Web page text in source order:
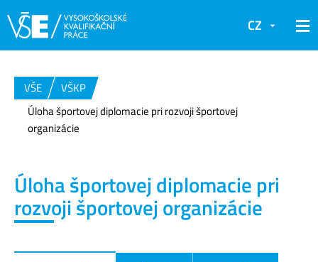
CZ
VŠE
VŠKP
Úloha športovej diplomacie pri rozvoji športovej
organizácie
Úloha športovej diplomacie pri
rozvoji športovej organizácie